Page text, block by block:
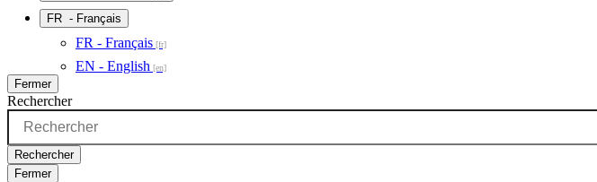
FR - Français
FR - Français
EN - English
Fermer
Rechercher
Rechercher
Fermer